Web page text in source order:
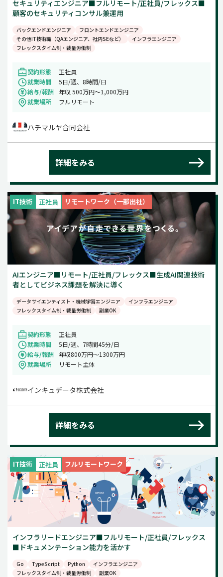
セキュリティエンジニア■フルリモート/正社員/フレックス■
顧客のセキュリティコンサル兼運用
バックエンドエンジニア
フロントエンドエンジニア
その他IT技術職（QAエンジニア、社内SEなど）
インフラエンジニア
フレックスタイム制・裁量労働制
契約形態
正社員
就業時間
5日/週、8時間/日
給与/報酬
年収 500万円〜1,000万円
就業場所
フルリモート
ハチマルヤ合同会社
詳細をみる
IT技術 正社員 リモートワーク（一部出社）
AIエンジニア■リモート/正社員/フレックス■生成AI関連技術
者としてビジネス課題を解決に導く
データサイエンティスト・機械学習エンジニア
インフラエンジニア
フレックスタイム制・裁量労働制
副業OK
契約形態
正社員
就業時間
5日/週、7時間45分/日
給与/報酬
年収800万円〜1300万円
就業場所
リモート主体
インキュデータ株式会社
詳細をみる
IT技術 正社員 フルリモートワーク
インフラリードエンジニア■フルリモート/正社員/フレックス
■ドキュメンテーション能力を活かす
Go TypeScript Python
インフラエンジニア
フレックスタイム制・裁量労働制
副業OK